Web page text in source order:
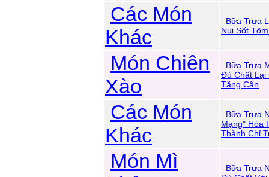
Các Món
Khác
Bữa Trưa
Nui Sốt
Món Chiên
Xào
Bữa Trưa
Đủ Chất Lại
Tăng Cân
Các Món
Khác
Bữa Trưa
Mạng" Hóa
Thành Chỉ
Món Mì
Bữa Trưa